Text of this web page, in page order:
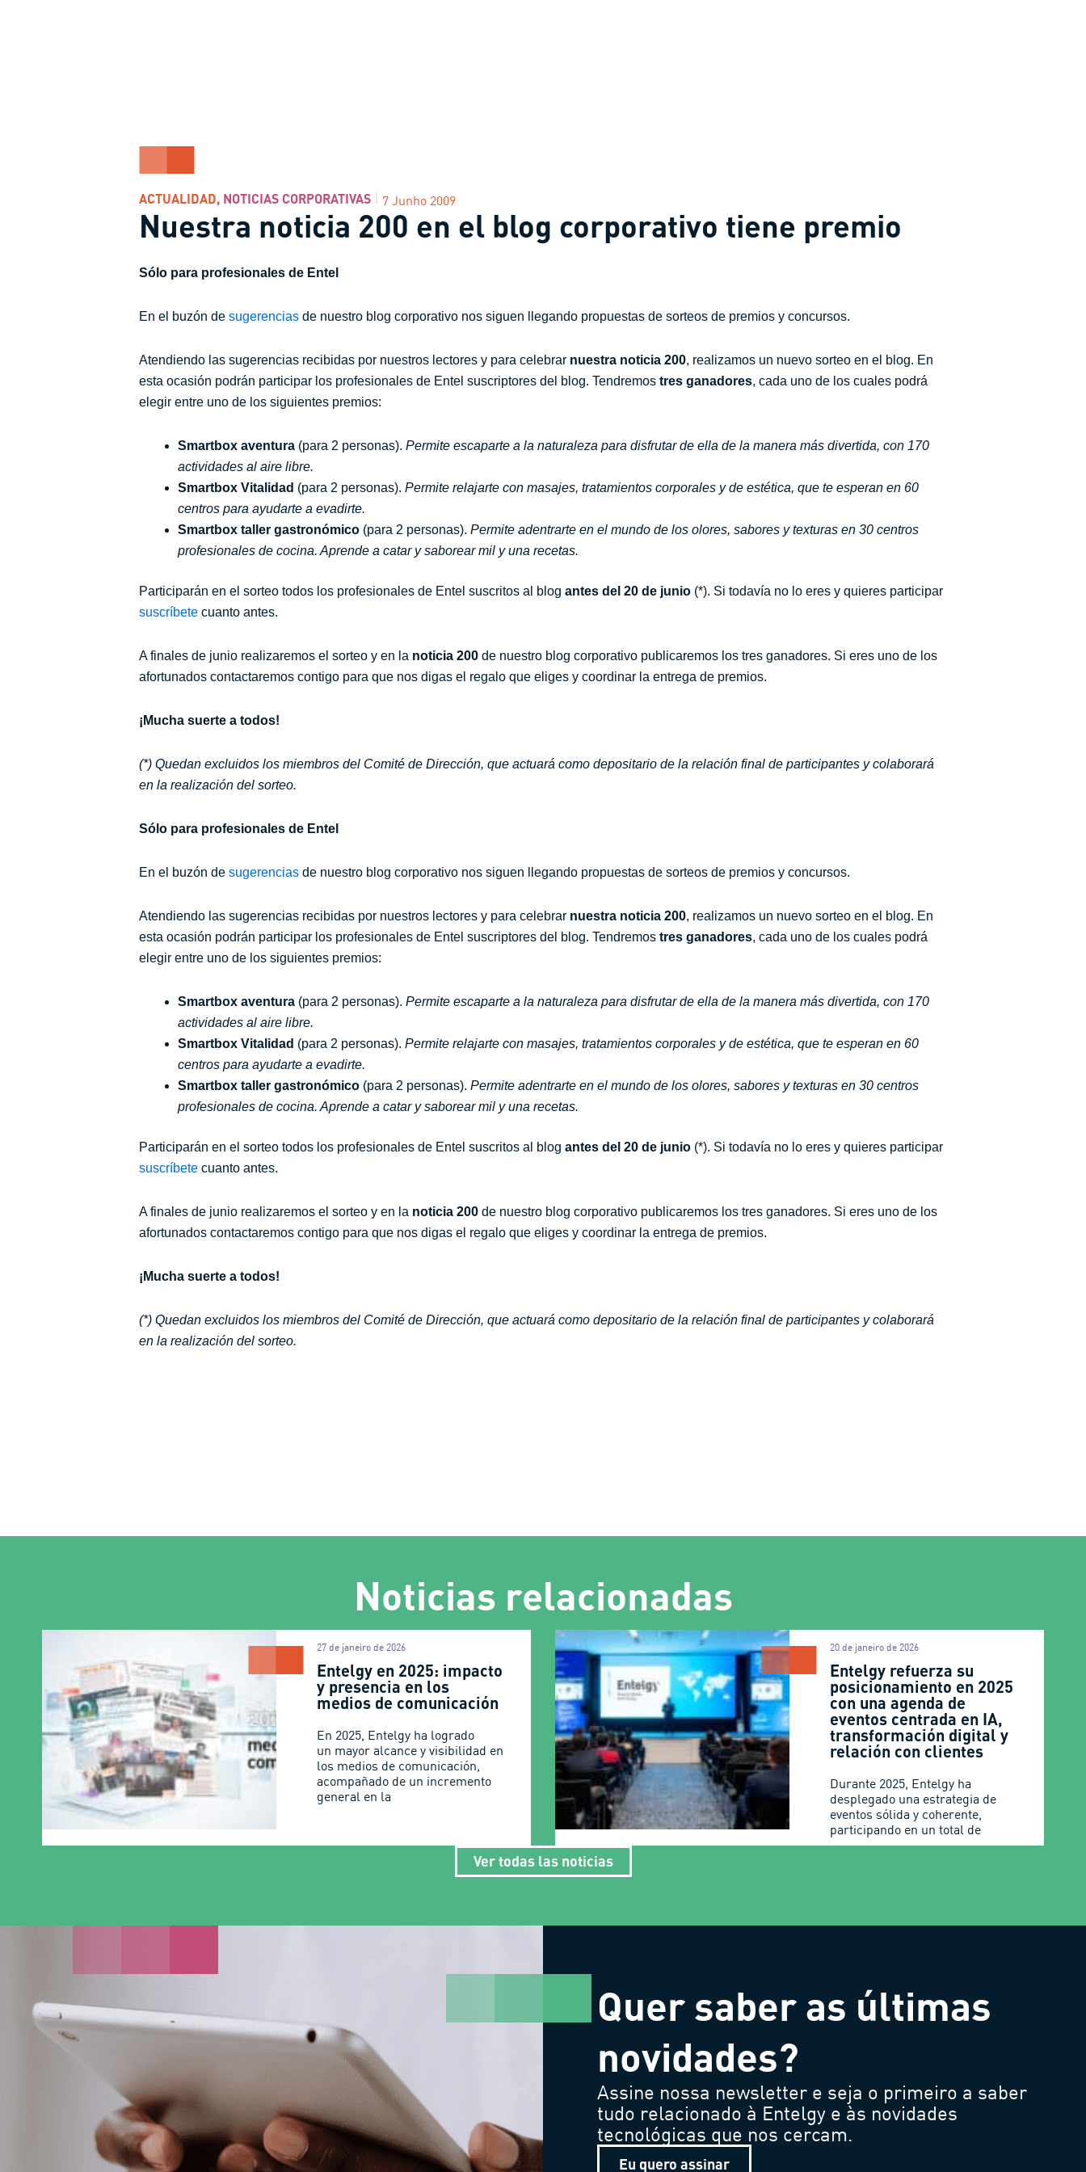
ACTUALIDAD, NOTICIAS CORPORATIVAS 7 Junho 2009
Nuestra noticia 200 en el blog corporativo tiene premio
Sólo para profesionales de Entel
En el buzón de sugerencias de nuestro blog corporativo nos siguen llegando propuestas de sorteos de premios y concursos.
Atendiendo las sugerencias recibidas por nuestros lectores y para celebrar nuestra noticia 200, realizamos un nuevo sorteo en el blog. En
esta ocasión podrán participar los profesionales de Entel suscriptores del blog. Tendremos tres ganadores, cada uno de los cuales podrá
elegir entre uno de los siguientes premios:
Smartbox aventura (para 2 personas). Permite escaparte a la naturaleza para disfrutar de ella de la manera más divertida, con 170
actividades al aire libre.
Smartbox Vitalidad (para 2 personas). Permite relajarte con masajes, tratamientos corporales y de estética, que te esperan en 60
centros para ayudarte a evadirte.
Smartbox taller gastronómico (para 2 personas). Permite adentrarte en el mundo de los olores, sabores y texturas en 30 centros
profesionales de cocina. Aprende a catar y saborear mil y una recetas.
Participarán en el sorteo todos los profesionales de Entel suscritos al blog antes del 20 de junio (*). Si todavía no lo eres y quieres participar
suscríbete cuanto antes.
A finales de junio realizaremos el sorteo y en la noticia 200 de nuestro blog corporativo publicaremos los tres ganadores. Si eres uno de los
afortunados contactaremos contigo para que nos digas el regalo que eliges y coordinar la entrega de premios.
¡Mucha suerte a todos!
(*) Quedan excluidos los miembros del Comité de Dirección, que actuará como depositario de la relación final de participantes y colaborará
en la realización del sorteo.
Sólo para profesionales de Entel
En el buzón de sugerencias de nuestro blog corporativo nos siguen llegando propuestas de sorteos de premios y concursos.
Atendiendo las sugerencias recibidas por nuestros lectores y para celebrar nuestra noticia 200, realizamos un nuevo sorteo en el blog. En
esta ocasión podrán participar los profesionales de Entel suscriptores del blog. Tendremos tres ganadores, cada uno de los cuales podrá
elegir entre uno de los siguientes premios:
Smartbox aventura (para 2 personas). Permite escaparte a la naturaleza para disfrutar de ella de la manera más divertida, con 170
actividades al aire libre.
Smartbox Vitalidad (para 2 personas). Permite relajarte con masajes, tratamientos corporales y de estética, que te esperan en 60
centros para ayudarte a evadirte.
Smartbox taller gastronómico (para 2 personas). Permite adentrarte en el mundo de los olores, sabores y texturas en 30 centros
profesionales de cocina. Aprende a catar y saborear mil y una recetas.
Participarán en el sorteo todos los profesionales de Entel suscritos al blog antes del 20 de junio (*). Si todavía no lo eres y quieres participar
suscríbete cuanto antes.
A finales de junio realizaremos el sorteo y en la noticia 200 de nuestro blog corporativo publicaremos los tres ganadores. Si eres uno de los
afortunados contactaremos contigo para que nos digas el regalo que eliges y coordinar la entrega de premios.
¡Mucha suerte a todos!
(*) Quedan excluidos los miembros del Comité de Dirección, que actuará como depositario de la relación final de participantes y colaborará
en la realización del sorteo.
Noticias relacionadas
Entelgy en 2025: impacto
y presencia en los
medios de comunicación
27 de janeiro de 2026
En 2025, Entelgy ha logrado
un mayor alcance y visibilidad en
los medios de comunicación,
acompañado de un incremento
general en la
Entelgy refuerza su
posicionamiento en 2025
con una agenda de
eventos centrada en IA,
transformación digital y
relación con clientes
20 de janeiro de 2026
Durante 2025, Entelgy ha
desplegado una estrategia de
eventos sólida y coherente,
participando en un total de
Ver todas las noticias
Quer saber as últimas
novidades?
Assine nossa newsletter e seja o primeiro a saber
tudo relacionado à Entelgy e às novidades
tecnológicas que nos cercam.
Eu quero assinar